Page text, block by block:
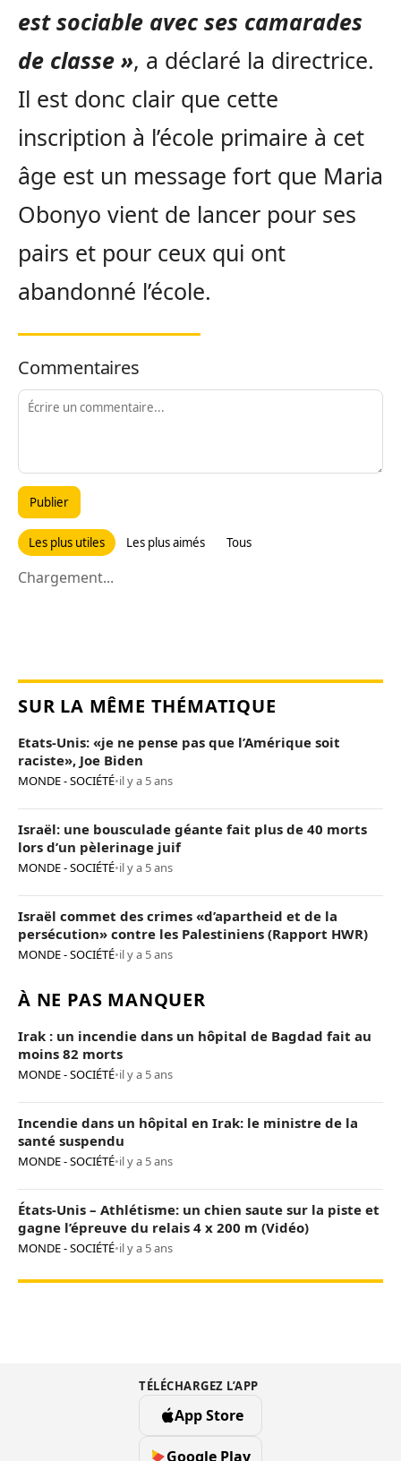
est sociable avec ses camarades
de classe », a déclaré la directrice.
Il est donc clair que cette
inscription à l’école primaire à cet
âge est un message fort que Maria
Obonyo vient de lancer pour ses
pairs et pour ceux qui ont
abandonné l’école.
Commentaires
Publier
Les plus utiles Les plus aimés Tous
Chargement...
SUR LA MÊME THÉMATIQUE
Etats-Unis: «je ne pense pas que l’Amérique soit
raciste», Joe Biden
MONDE - SOCIÉTÉ•il y a 5 ans
Israël: une bousculade géante fait plus de 40 morts
lors d’un pèlerinage juif
MONDE - SOCIÉTÉ•il y a 5 ans
Israël commet des crimes «d’apartheid et de la
persécution» contre les Palestiniens (Rapport HWR)
MONDE - SOCIÉTÉ•il y a 5 ans
À NE PAS MANQUER
Irak : un incendie dans un hôpital de Bagdad fait au
moins 82 morts
MONDE - SOCIÉTÉ•il y a 5 ans
Incendie dans un hôpital en Irak: le ministre de la
santé suspendu
MONDE - SOCIÉTÉ•il y a 5 ans
États-Unis – Athlétisme: un chien saute sur la piste et
gagne l’épreuve du relais 4 x 200 m (Vidéo)
MONDE - SOCIÉTÉ•il y a 5 ans
TÉLÉCHARGEZ L’APP
App Store
Google Play